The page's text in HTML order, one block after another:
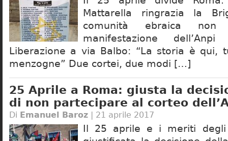
Mattarella ringrazia la
comunità ebraica non
manifestazione
Liberazione a via Balbo: “La storia è qui,
menzogne” Due cortei, due modi […]
25 Aprile a Roma: giusta la
di non partecipare al corteo
Di Emanuel Baroz | 21 aprile 2017
Il 25 aprile e i meriti